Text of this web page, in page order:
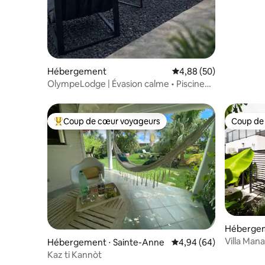
Hébergement Évaluation moyenne
4,88 (50)
OlympeLodge | Évasion calme • Piscine
Coups de cœur voyageurs les plus appréciés
Coup de cœur voyageurs
Hébergement ⋅ Sainte-Anne Évaluation moyenne
4,94 (64)
Kaz ti Kannòt
Coup
Coup
Villa